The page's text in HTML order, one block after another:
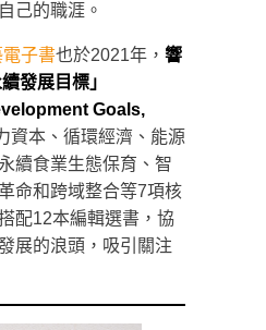
己的職涯。
子書也於2021年， 響
發展目標」
Goals,
資本、循環經濟、能源
續食業生態保育、智
命和跨域整合等7項核
配12本編輯選書，協
展的浪頭，吸引關注